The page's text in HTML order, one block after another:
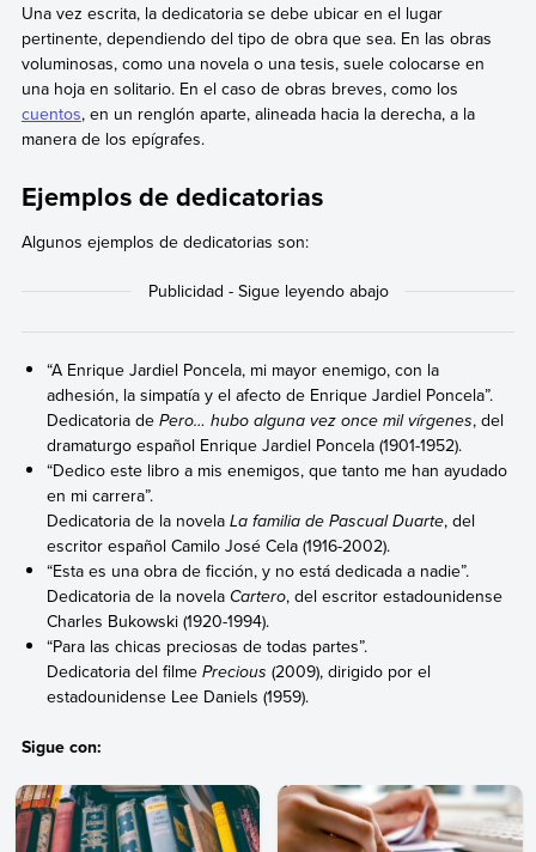
Una vez escrita, la dedicatoria se debe ubicar en el lugar
pertinente, dependiendo del tipo de obra que sea. En las obras
voluminosas, como una novela o una tesis, suele colocarse en
una hoja en solitario. En el caso de obras breves, como los
cuentos, en un renglón aparte, alineada hacia la derecha, a la
manera de los epígrafes.
Ejemplos de dedicatorias
Algunos ejemplos de dedicatorias son:
“A Enrique Jardiel Poncela, mi mayor enemigo, con la
adhesión, la simpatía y el afecto de Enrique Jardiel Poncela”.
Dedicatoria de Pero… hubo alguna vez once mil vírgenes, del
dramaturgo español Enrique Jardiel Poncela (1901-1952).
“Dedico este libro a mis enemigos, que tanto me han ayudado
en mi carrera”.
Dedicatoria de la novelaLa familia de Pascual Duarte, del
escritor español Camilo José Cela (1916-2002).
“Esta es una obra de ficción, y no está dedicada a nadie”.
Dedicatoria de la novelaCartero, del escritor estadounidense
Charles Bukowski (1920-1994).
“Para las chicas preciosas de todas partes”.
Dedicatoria del filmePrecious (2009), dirigido por el
estadounidense Lee Daniels (1959).
Sigue con: